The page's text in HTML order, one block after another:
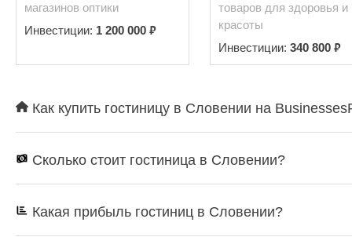
магазинов оптики
Инвестиции: 1 200 000 ₽
товаров для здоровья и
красоты
Инвестиции: 340 800 ₽
Как купить гостиницу в Словении на
Сколько стоит гостиница в Словении?
Какая прибыль гостиниц в Словении?